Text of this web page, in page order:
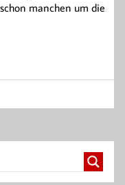
manchen um die